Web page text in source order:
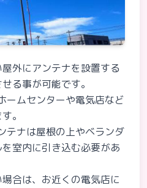
外にアンテナを設置する
る事が可能です。
ームセンターや電気店など
。
テナは屋根の上やベランダ
室内に引き込む必要があ
合は、お近くの電気店に